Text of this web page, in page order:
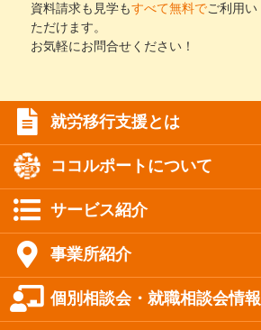
資料請求も見学もすべて無料でご利用い
ただけます。
お気軽にお問合せください！
就労移行支援とは
ココルポートについて
サービス紹介
事業所紹介
個別相談会・就職相談会情報